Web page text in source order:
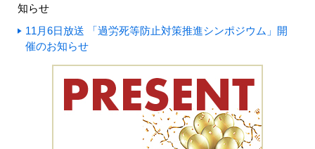
知らせ
11月6日放送 「過労死等防止対策推進シンポジウム」開
催のお知らせ